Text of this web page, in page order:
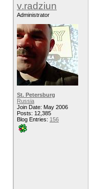
v.radziun
Administrator
St. Petersburg
Russia
Join Date: May 2006
Posts: 12,385
Blog Entries: 156